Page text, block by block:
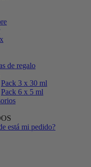
de regalo
Pack 3 x 30 ml
Pack 6 x 5 ml
está mi pedido?